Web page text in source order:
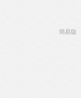
簡易版